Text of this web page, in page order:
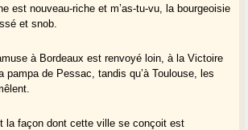
est nouveau-riche et m’as-tu-vu, la bourgeoisie
et snob.
à Bordeaux est renvoyé loin, à la Victoire
pampa de Pessac, tandis qu’à Toulouse, les
la façon dont cette ville se conçoit est